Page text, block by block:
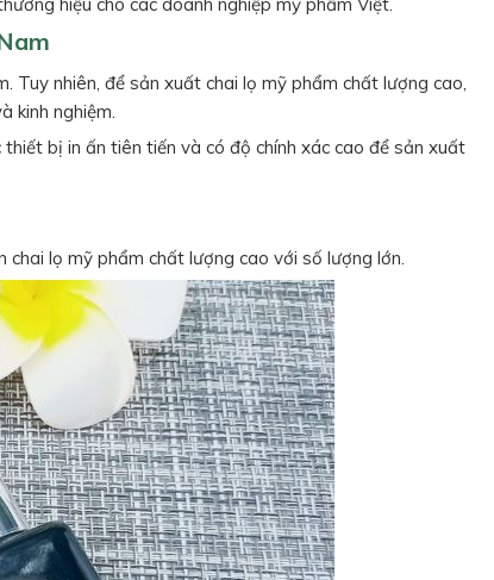
nhiên, để sản xuất chai lọ mỹ phẩm chất lượng cao,
kinh nghiệm.
bị in ấn tiên tiến và có độ chính xác cao để sản xuất
lọ mỹ phẩm chất lượng cao với số lượng lớn.